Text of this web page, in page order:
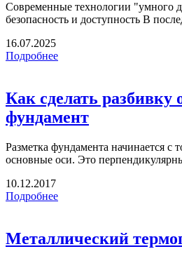
Современные технологии "умного
безопасность и доступность В
16.07.2025
Подробнее
Как сделать разбивку
фундамент
Разметка фундамента начинается с
основные оси. Это
10.12.2017
Подробнее
Металлический